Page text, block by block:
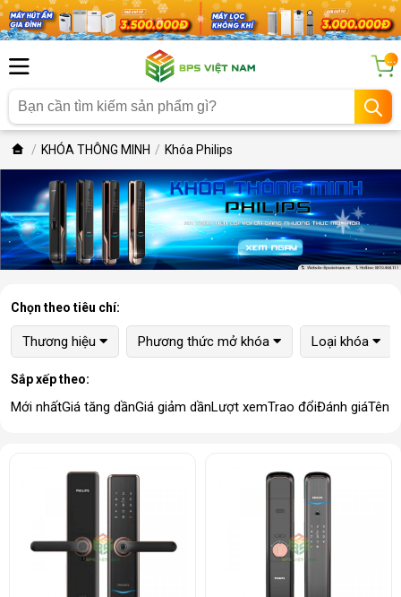
...
KHÓA THÔNG MINH Khóa Philips
Chọn theo tiêu chí:
Thương hiệu Phương thức mở khóa Loại khóa
Sắp xếp theo:
Mới nhấtGiá tăng dầnGiá giảm dầnLượt xemTrao đổiĐánh giáTên